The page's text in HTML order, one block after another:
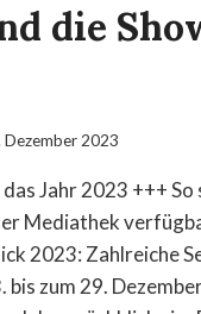
die
Dezember 2023
Jahr 2023 +++ So
Mediathek
2023: Zahlreiche
bis zum 29.